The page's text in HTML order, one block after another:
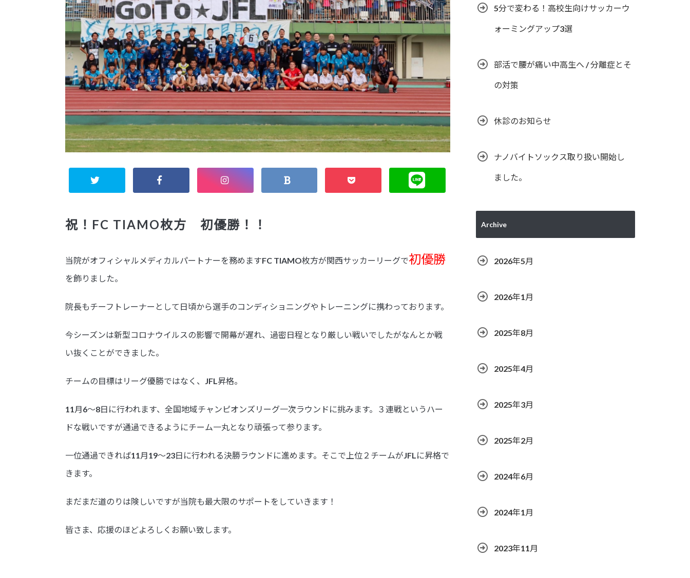
祝！FC TIAMO枚方 初優勝！！
当院がオフィシャルメディカルパートナーを務めますFC TIAMO枚方が関西サッカーリーグで初優勝
を飾りました。
院長もチーフトレーナーとして日頃から選手のコンディショニングやトレーニングに携わっております。
今シーズンは新型コロナウイルスの影響で開幕が遅れ、過密日程となり厳しい戦いでしたがなんとか戦
い抜くことができました。
チームの目標はリーグ優勝ではなく、JFL昇格。
11月6〜8日に行われます、全国地域チャンピオンズリーグ一次ラウンドに挑みます。３連戦というハー
ドな戦いですが通過できるようにチーム一丸となり頑張って参ります。
一位通過できれば11月19〜23日に行われる決勝ラウンドに進めます。そこで上位２チームがJFLに昇格で
きます。
まだまだ道のりは険しいですが当院も最大限のサポートをしていきます！
皆さま、応援のほどよろしくお願い致します。
5分で変わる！高校生向けサッカーウ
ォーミングアップ3選
部活で腰が痛い中高生へ / 分離症とそ
の対策
休診のお知らせ
ナノバイトソックス取り扱い開始し
ました。
Archive
2026年5月
2026年1月
2025年8月
2025年4月
2025年3月
2025年2月
2024年6月
2024年1月
2023年11月